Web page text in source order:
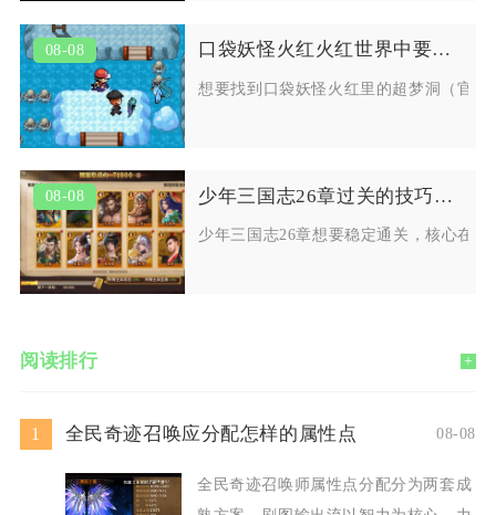
08-08 口袋妖怪火红火红世界中要如何找到超梦洞
想要找到口袋妖怪火红里的超梦洞（官
08-08 少年三国志26章过关的技巧是什么
少年三国志26章想要稳定通关，核心在
阅读排行 +
1 全民奇迹召唤应分配怎样的属性点 08-08
全民奇迹召唤师属性点分配分为两套成